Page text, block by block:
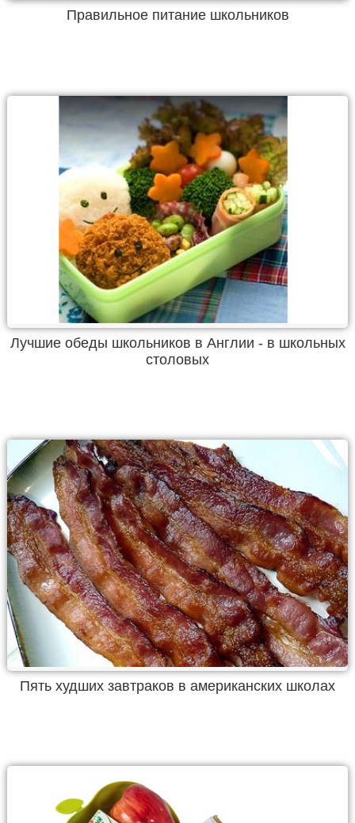
Правильное питание школьников
Лучшие обеды школьников в Англии - в школьных
столовых
Пять худших завтраков в американских школах